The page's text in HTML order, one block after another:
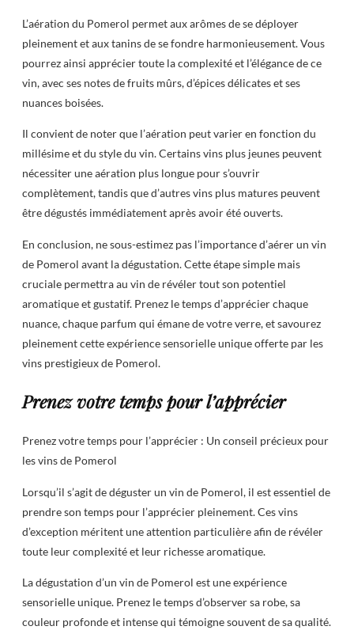
L’aération du Pomerol permet aux arômes de se déployer
pleinement et aux tanins de se fondre harmonieusement. Vous
pourrez ainsi apprécier toute la complexité et l’élégance de ce
vin, avec ses notes de fruits mûrs, d’épices délicates et ses
nuances boisées.
Il convient de noter que l’aération peut varier en fonction du
millésime et du style du vin. Certains vins plus jeunes peuvent
nécessiter une aération plus longue pour s’ouvrir
complètement, tandis que d’autres vins plus matures peuvent
être dégustés immédiatement après avoir été ouverts.
En conclusion, ne sous-estimez pas l’importance d’aérer un vin
de Pomerol avant la dégustation. Cette étape simple mais
cruciale permettra au vin de révéler tout son potentiel
aromatique et gustatif. Prenez le temps d’apprécier chaque
nuance, chaque parfum qui émane de votre verre, et savourez
pleinement cette expérience sensorielle unique offerte par les
vins prestigieux de Pomerol.
Prenez votre temps pour l’apprécier
Prenez votre temps pour l’apprécier : Un conseil précieux pour
les vins de Pomerol
Lorsqu’il s’agit de déguster un vin de Pomerol, il est essentiel de
prendre son temps pour l’apprécier pleinement. Ces vins
d’exception méritent une attention particulière afin de révéler
toute leur complexité et leur richesse aromatique.
La dégustation d’un vin de Pomerol est une expérience
sensorielle unique. Prenez le temps d’observer sa robe, sa
couleur profonde et intense qui témoigne souvent de sa qualité.